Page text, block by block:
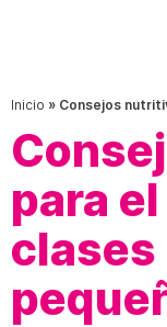
Inicio » Consejos
para
clases